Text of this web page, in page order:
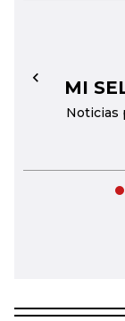
MI
Noticias
←